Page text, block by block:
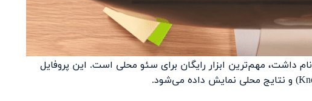
که قبلاً Google My Business نام داشت، مهم‌ترین ابزار رایگان برای سئو محلی است. این پروفایل